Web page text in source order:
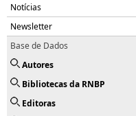
Notícias
Newsletter
Base de Dados
Autores
Bibliotecas da RNBP
Editoras